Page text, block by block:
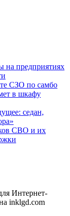
на предприятиях
СЗО по самбо
в шкафу
седан,
СВО и их
Интернет-
inklgd.com